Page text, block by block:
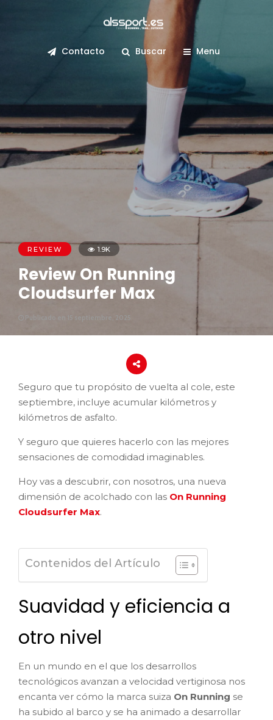
Contacto Buscar Menu
REVIEW 1.9K
Review On Running
Cloudsurfer Max
Publicado en 15 septiembre, 2025
Seguro que tu propósito de vuelta al cole, este
septiembre, incluye acumular kilómetros y
kilómetros de asfalto.
Y seguro que quieres hacerlo con las mejores
sensaciones de comodidad imaginables.
Hoy vas a descubrir, con nosotros, una nueva
dimensión de acolchado con las On Running
Cloudsurfer Max.
Contenidos del Artículo
Suavidad y eficiencia a
otro nivel
En un mundo en el que los desarrollos
tecnológicos avanzan a velocidad vertiginosa nos
encanta ver cómo la marca suiza On Running se
ha subido al barco y se ha animado a desarrollar